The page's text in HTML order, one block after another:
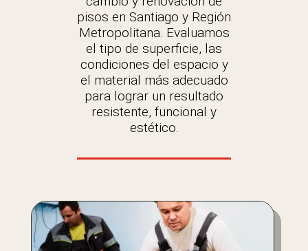
pisos en Santiago y Región
Metropolitana. Evaluamos
el tipo de superficie, las
condiciones del espacio y
el material más adecuado
para lograr un resultado
resistente, funcional y
estético.